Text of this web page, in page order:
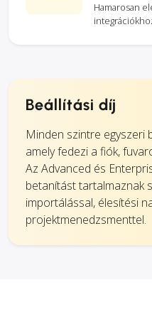
Hamarosan
Beállítási díj
Minden szintre egyszeri
amely fedezi a fiók,
Az Advanced és
betanítást tartalmaznak
importálással, élesítési
projektmenedzsmenttel.